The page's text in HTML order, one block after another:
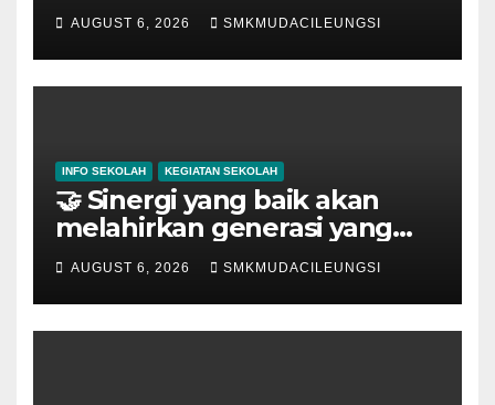
AUGUST 6, 2026 SMKMUDACILEUNGSI
INFO SEKOLAH KEGIATAN SEKOLAH
🤝 Sinergi yang baik akan
melahirkan generasi yang
hebat.
AUGUST 6, 2026 SMKMUDACILEUNGSI